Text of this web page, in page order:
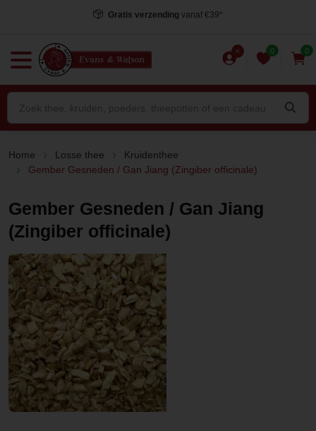
Voor 15.00 uur besteld, dezelfde dag verstuurd*
0 0
Home Losse thee
Kruidenthee
Gember Gesneden / Gan Jiang (Zingiber officinale)
Gember Gesneden / Gan Jiang
(Zingiber officinale)